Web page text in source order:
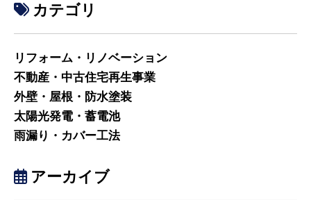
カテゴリ
リフォーム・リノベーション
不動産・中古住宅再生事業
外壁・屋根・防水塗装
太陽光発電・蓄電池
雨漏り・カバー工法
アーカイブ